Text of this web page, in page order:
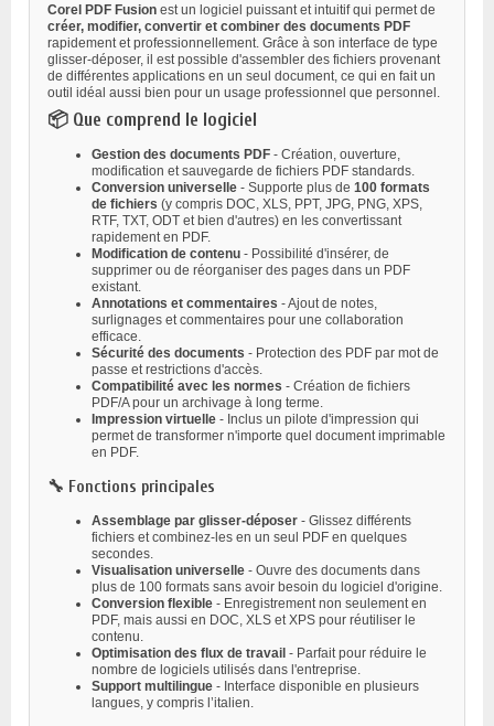
Corel PDF Fusion est un logiciel puissant et intuitif qui permet de
créer, modifier, convertir et combiner des documents PDF
rapidement et professionnellement. Grâce à son interface de type
glisser-déposer, il est possible d'assembler des fichiers provenant
de différentes applications en un seul document, ce qui en fait un
outil idéal aussi bien pour un usage professionnel que personnel.
📦 Que comprend le logiciel
Gestion des documents PDF - Création, ouverture,
modification et sauvegarde de fichiers PDF standards.
Conversion universelle - Supporte plus de 100 formats
de fichiers (y compris DOC, XLS, PPT, JPG, PNG, XPS,
RTF, TXT, ODT et bien d'autres) en les convertissant
rapidement en PDF.
Modification de contenu - Possibilité d'insérer, de
supprimer ou de réorganiser des pages dans un PDF
existant.
Annotations et commentaires - Ajout de notes,
surlignages et commentaires pour une collaboration
efficace.
Sécurité des documents - Protection des PDF par mot de
passe et restrictions d'accès.
Compatibilité avec les normes - Création de fichiers
PDF/A pour un archivage à long terme.
Impression virtuelle - Inclus un pilote d'impression qui
permet de transformer n'importe quel document imprimable
en PDF.
🔧 Fonctions principales
Assemblage par glisser-déposer - Glissez différents
fichiers et combinez-les en un seul PDF en quelques
secondes.
Visualisation universelle - Ouvre des documents dans
plus de 100 formats sans avoir besoin du logiciel d'origine.
Conversion flexible - Enregistrement non seulement en
PDF, mais aussi en DOC, XLS et XPS pour réutiliser le
contenu.
Optimisation des flux de travail - Parfait pour réduire le
nombre de logiciels utilisés dans l'entreprise.
Support multilingue - Interface disponible en plusieurs
langues, y compris l’italien.